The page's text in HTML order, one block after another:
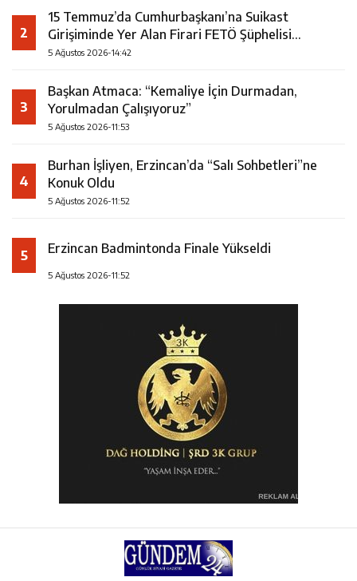
2
15 Temmuz’da Cumhurbaşkanı’na Suikast
Girişiminde Yer Alan Firari FETÖ Şüphelisi
Yakalandı
5 Ağustos 2026-14:42
3
Başkan Atmaca: “Kemaliye İçin Durmadan,
Yorulmadan Çalışıyoruz”
5 Ağustos 2026-11:53
4
Burhan İşliyen, Erzincan’da “Salı Sohbetleri”ne
Konuk Oldu
5 Ağustos 2026-11:52
5 Erzincan Badmintonda Finale Yükseldi
5 Ağustos 2026-11:52